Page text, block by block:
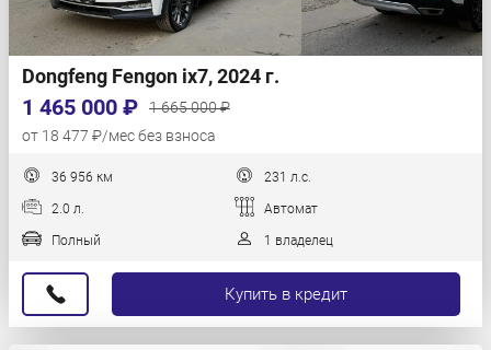
Dongfeng Fengon ix7, 2024 г.
1 465 000 ₽
1 665 000 ₽
от 18 477 ₽/мес без взноса
36 956 км 231 л.с.
2.0 л. Автомат
Полный 1 владелец
Купить в кредит